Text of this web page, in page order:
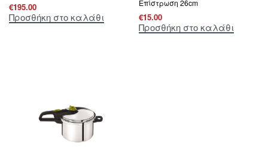
€195.00
Προσθήκη στο καλάθι
Επίστρωση 26cm
€15.00
Προσθήκη στο καλάθι